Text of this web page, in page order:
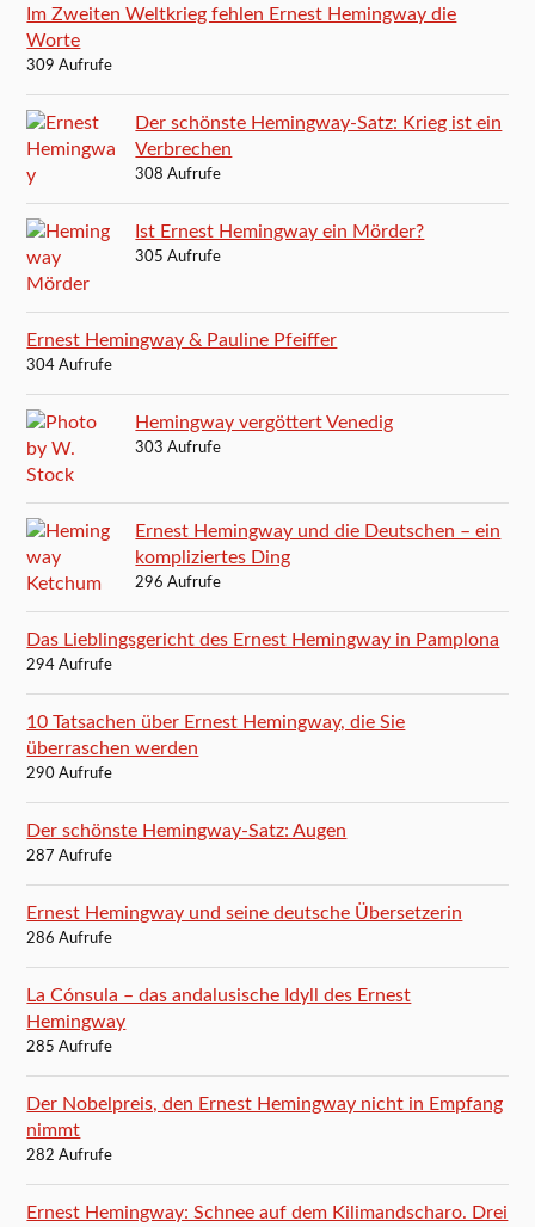
Im Zweiten Weltkrieg fehlen Ernest Hemingway die
Worte
309 Aufrufe
Der schönste Hemingway-Satz: Krieg ist ein
Verbrechen
308 Aufrufe
Ist Ernest Hemingway ein Mörder?
305 Aufrufe
Ernest Hemingway & Pauline Pfeiffer
304 Aufrufe
Hemingway vergöttert Venedig
303 Aufrufe
Ernest Hemingway und die Deutschen – ein
kompliziertes Ding
296 Aufrufe
Das Lieblingsgericht des Ernest Hemingway in Pamplona
294 Aufrufe
10 Tatsachen über Ernest Hemingway, die Sie
überraschen werden
290 Aufrufe
Der schönste Hemingway-Satz: Augen
287 Aufrufe
Ernest Hemingway und seine deutsche Übersetzerin
286 Aufrufe
La Cónsula – das andalusische Idyll des Ernest
Hemingway
285 Aufrufe
Der Nobelpreis, den Ernest Hemingway nicht in Empfang
nimmt
282 Aufrufe
Ernest Hemingway: Schnee auf dem Kilimandscharo. Drei